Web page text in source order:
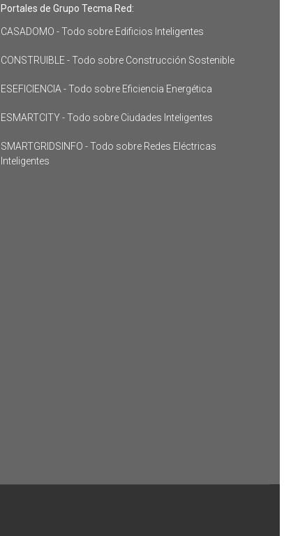
Portales de Grupo Tecma Red:
CASADOMO - Todo sobre Edificios Inteligentes
CONSTRUIBLE - Todo sobre Construcción Sostenible
ESEFICIENCIA - Todo sobre Eficiencia Energética
ESMARTCITY - Todo sobre Ciudades Inteligentes
SMARTGRIDSINFO - Todo sobre Redes Eléctricas
Inteligentes